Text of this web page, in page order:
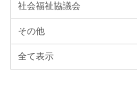
社会福祉協議会
その他
全て表示